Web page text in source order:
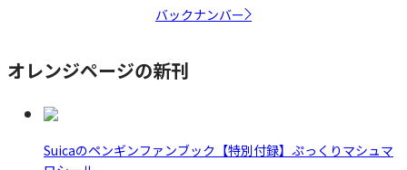
バックナンバー
オレンジページの新刊
Suicaのペンギンファンブック【特別付録】ぷっくりマシュマ